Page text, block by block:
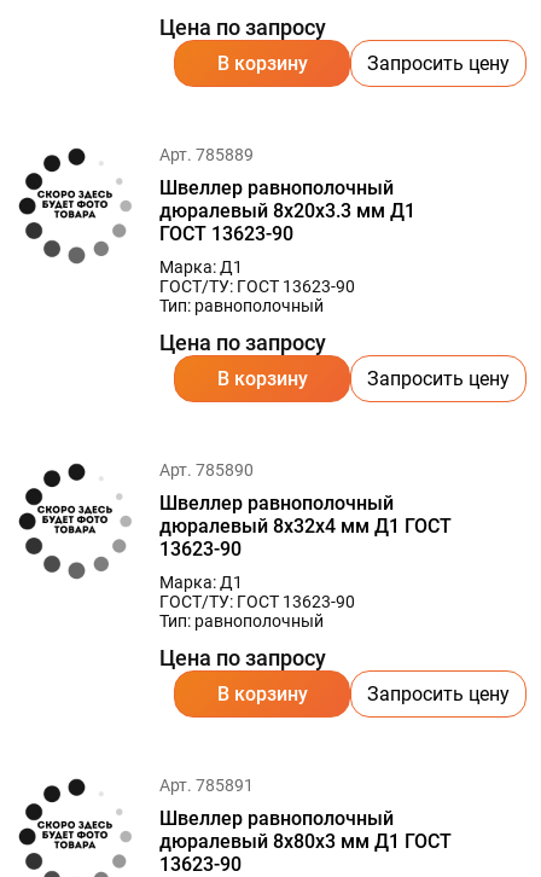
Цена по запросу
В корзину Запросить цену
Арт. 785889
Швеллер равнополочный
дюралевый 8х20х3.3 мм Д1
ГОСТ 13623-90
Марка: Д1
ГОСТ/ТУ: ГОСТ 13623-90
Тип: равнополочный
Цена по запросу
В корзину Запросить цену
Арт. 785890
Швеллер равнополочный
дюралевый 8х32х4 мм Д1 ГОСТ
13623-90
Марка: Д1
ГОСТ/ТУ: ГОСТ 13623-90
Тип: равнополочный
Цена по запросу
В корзину Запросить цену
Арт. 785891
Швеллер равнополочный
дюралевый 8х80х3 мм Д1 ГОСТ
13623-90